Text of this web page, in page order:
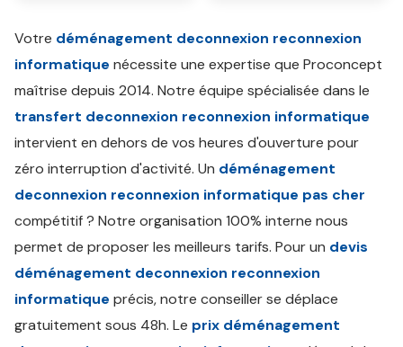
Votre déménagement deconnexion reconnexion
informatique nécessite une expertise que Proconcept
maîtrise depuis 2014. Notre équipe spécialisée dans le
transfert deconnexion reconnexion informatique
intervient en dehors de vos heures d'ouverture pour
zéro interruption d'activité. Un déménagement
deconnexion reconnexion informatique pas cher
compétitif ? Notre organisation 100% interne nous
permet de proposer les meilleurs tarifs. Pour un devis
déménagement deconnexion reconnexion
informatique précis, notre conseiller se déplace
gratuitement sous 48h. Le prix déménagement